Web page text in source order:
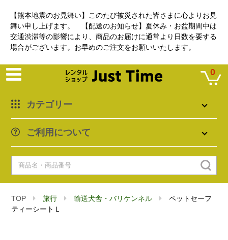
【熊本地震のお見舞い】このたび被災された皆さまに心よりお見
舞い申し上げます。 【配送のお知らせ】夏休み・お盆期間中は
交通渋滞等の影響により、商品のお届けに通常より日数を要する
場合がございます。お早めのご注文をお願いいたします。
カテゴリー
ご利用について
0
TOP 旅行 輸送犬舎・バリケンネル
ペットセーフ
ティーシートＬ